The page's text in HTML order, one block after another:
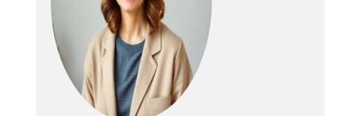
suivre la position
du projecteur en
temps réel et
corriger
automatiquement